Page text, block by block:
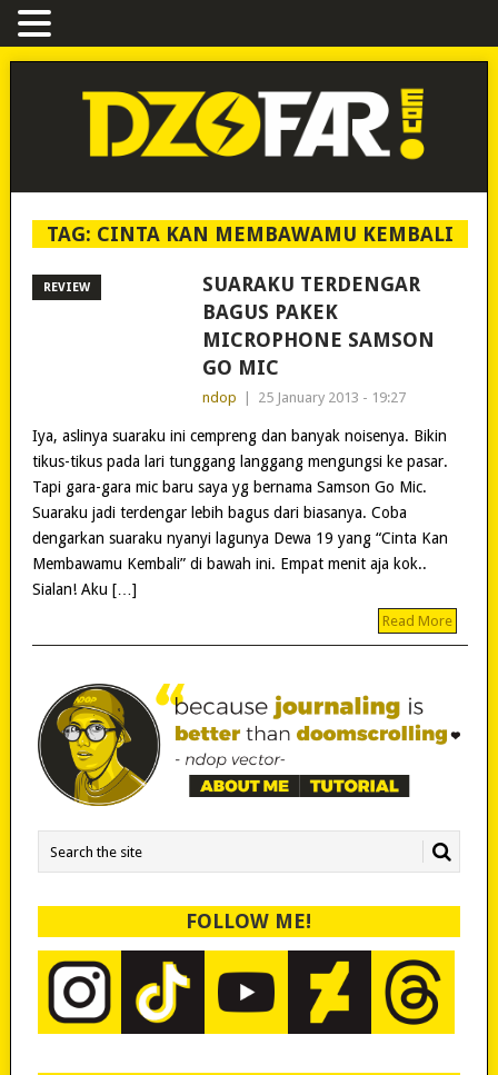
TAG: CINTA KAN MEMBAWAMU KEMBALI
REVIEW
SUARAKU TERDENGAR
BAGUS PAKEK
MICROPHONE SAMSON
GO MIC
ndop 25 January 2013 - 19:27
Iya, aslinya suaraku ini cempreng dan banyak noisenya. Bikin
tikus-tikus pada lari tunggang langgang mengungsi ke pasar.
Tapi gara-gara mic baru saya yg bernama Samson Go Mic.
Suaraku jadi terdengar lebih bagus dari biasanya. Coba
dengarkan suaraku nyanyi lagunya Dewa 19 yang “Cinta Kan
Membawamu Kembali” di bawah ini. Empat menit aja kok..
Sialan! Aku […]
Read More
FOLLOW ME!